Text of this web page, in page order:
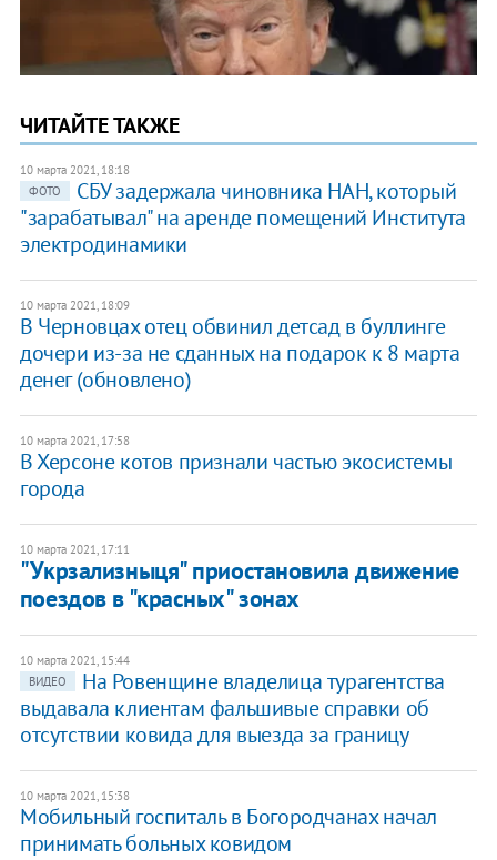
ЧИТАЙТЕ ТАКЖЕ
10 марта 2021, 18:18
ФОТО
СБУ задержала чиновника НАН, который
"зарабатывал" на аренде помещений Института
электродинамики
10 марта 2021, 18:09
В Черновцах отец обвинил детсад в буллинге
дочери из-за не сданных на подарок к 8 марта
денег (обновлено)
10 марта 2021, 17:58
В Херсоне котов признали частью экосистемы
города
10 марта 2021, 17:11
"Укрзализныця" приостановила движение
поездов в "красных" зонах
10 марта 2021, 15:44
ВИДЕО
На Ровенщине владелица турагентства
выдавала клиентам фальшивые справки об
отсутствии ковида для выезда за границу
10 марта 2021, 15:38
Мобильный госпиталь в Богородчанах начал
принимать больных ковидом